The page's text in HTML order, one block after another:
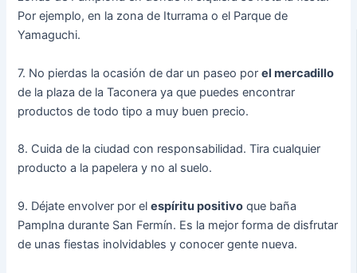
Por ejemplo, en la zona de Iturrama o el Parque de
Yamaguchi.
7. No pierdas la ocasión de dar un paseo porel mercadillo
de la plaza de la Taconera ya que puedes encontrar
productos de todo tipo a muy buen precio.
8. Cuida de la ciudad con responsabilidad. Tira cualquier
producto a la papelera y no al suelo.
9. Déjate envolver por elespíritu positivo que baña
Pamplna durante San Fermín. Es la mejor forma de disfrutar
de unas fiestas inolvidables y conocer gente nueva.